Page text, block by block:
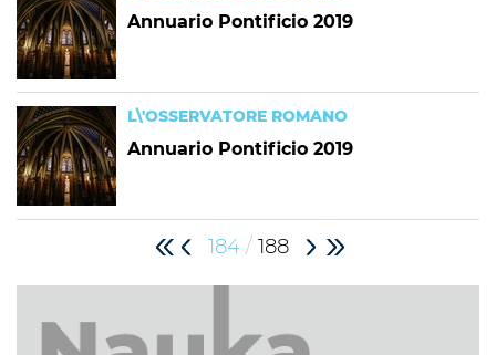
Annuario Pontificio 2019
L\'OSSERVATORE ROMANO
Annuario Pontificio 2019
184 / 188